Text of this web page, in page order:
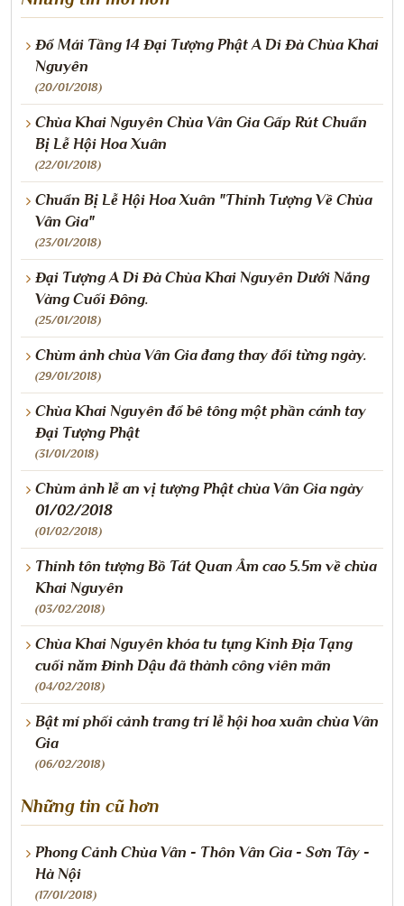
Đổ Mái Tầng 14 Đại Tượng Phật A Di Đà Chùa Khai
Nguyên
(20/01/2018)
Chùa Khai Nguyên Chùa Vân Gia Gấp Rút Chuẩn
Bị Lễ Hội Hoa Xuân
(22/01/2018)
Chuẩn Bị Lễ Hội Hoa Xuân "Thỉnh Tượng Về Chùa
Vân Gia"
(23/01/2018)
Đại Tượng A Di Đà Chùa Khai Nguyên Dưới Nắng
Vàng Cuối Đông.
(25/01/2018)
Chùm ảnh chùa Vân Gia đang thay đổi từng ngày.
(29/01/2018)
Chùa Khai Nguyên đổ bê tông một phần cánh tay
Đại Tượng Phật
(31/01/2018)
Chùm ảnh lễ an vị tượng Phật chùa Vân Gia ngày
01/02/2018
(01/02/2018)
Thỉnh tôn tượng Bồ Tát Quan Âm cao 5.5m về chùa
Khai Nguyên
(03/02/2018)
Chùa Khai Nguyên khóa tu tụng Kinh Địa Tạng
cuối năm Đinh Dậu đã thành công viên mãn
(04/02/2018)
Bật mí phối cảnh trang trí lễ hội hoa xuân chùa Vân
Gia
(06/02/2018)
Những tin cũ hơn
Phong Cảnh Chùa Vân - Thôn Vân Gia - Sơn Tây -
Hà Nội
(17/01/2018)